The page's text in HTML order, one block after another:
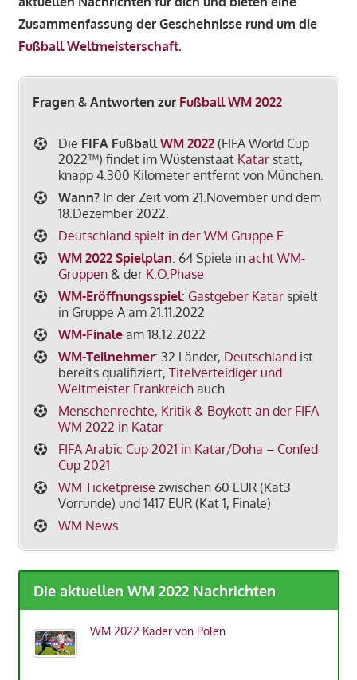
Zusammenfassung der Geschehnisse rund um die
Fußball Weltmeisterschaft.
Fragen & Antworten zur Fußball WM 2022
Die FIFA FußballWM 2022(FIFA World Cup
2022™) findet im Wüstenstaat Katarstatt,
knapp 4.300 Kilometer entfernt von München.
Wann?In der Zeit vom 21.November und dem
18.Dezember 2022.
Deutschland spielt in der WM Gruppe E
WM 2022 Spielplan: 64 Spiele in acht WM-
Gruppen& der K.O.Phase
WM-Eröffnungsspiel: Gastgeber Katarspielt
in Gruppe A am 21.11.2022
WM-Finaleam 18.12.2022
WM-Teilnehmer: 32 Länder, Deutschlandist
bereits qualifiziert, Titelverteidiger und
Weltmeister Frankreichauch
Menschenrechte, Kritik & Boykott an der FIFA
WM 2022 in Katar
FIFA Arabic Cup 2021 in Katar/Doha – Confed
Cup 2021
WM Ticketpreise zwischen 60 EUR (Kat3
Vorrunde) und 1417 EUR (Kat 1, Finale)
WM News
Die aktuellen WM 2022 Nachrichten
WM 2022 Kader von Polen